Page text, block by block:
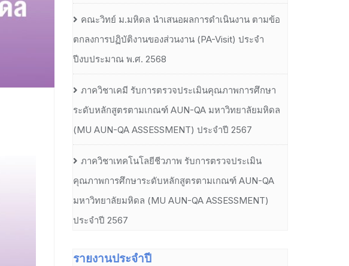
คณะวิทย์ ม.มหิดล นำเสนอผลการดำเนินงาน ตามข้อ
ตกลงการปฏิบัติงานของส่วนงาน (PA-Visit) ประจำ
ปีงบประมาณ พ.ศ. 2568
ภาควิชาเคมี รับการตรวจประเมินคุณภาพการศึกษา
ระดับหลักสูตรตามเกณฑ์ AUN-QA มหาวิทยาลัยมหิดล
(MU AUN-QA ASSESSMENT) ประจำปี 2567
ภาควิชาเทคโนโลยีชีวภาพ รับการตรวจประเมิน
คุณภาพการศึกษาระดับหลักสูตรตามเกณฑ์ AUN-QA
มหาวิทยาลัยมหิดล (MU AUN-QA ASSESSMENT)
ประจำปี 2567
รายงานประจำปี